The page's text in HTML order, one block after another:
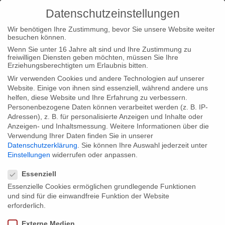
Home Typ|News
Zwei Nominierungen als “Most
Innovative” beim Sichuan TV Festival in China
Zwei Nominierungen als “Most
Innovative” beim Sichuan TV Festival in
Wir freuen uns sehr, dass sowohl unsere Format-Reihe “Die
Datenschutzeinstellungen
Wir benötigen Ihre Zustimmung, bevor Sie unsere Website weiter
besuchen können.
Wenn Sie unter 16 Jahre alt sind und Ihre Zustimmung zu
freiwilligen Diensten geben möchten, müssen Sie Ihre
Erziehungsberechtigten um Erlaubnis bitten.
Wir verwenden Cookies und andere Technologien auf unserer
Website. Einige von ihnen sind essenziell, während andere uns
helfen, diese Website und Ihre Erfahrung zu verbessern.
Personenbezogene Daten können verarbeitet werden (z. B. IP-
Adressen), z. B. für personalisierte Anzeigen und Inhalte oder
Anzeigen- und Inhaltsmessung. Weitere Informationen über die
Verwendung Ihrer Daten finden Sie in unserer
Datenschutzerklärung
Sie können Ihre Auswahl jederzeit unter
Einstellungen widerrufen oder anpassen.
Essenziell
Essenzielle Cookies ermöglichen grundlegende Funktionen
und sind für die einwandfreie Funktion der Website
erforderlich.